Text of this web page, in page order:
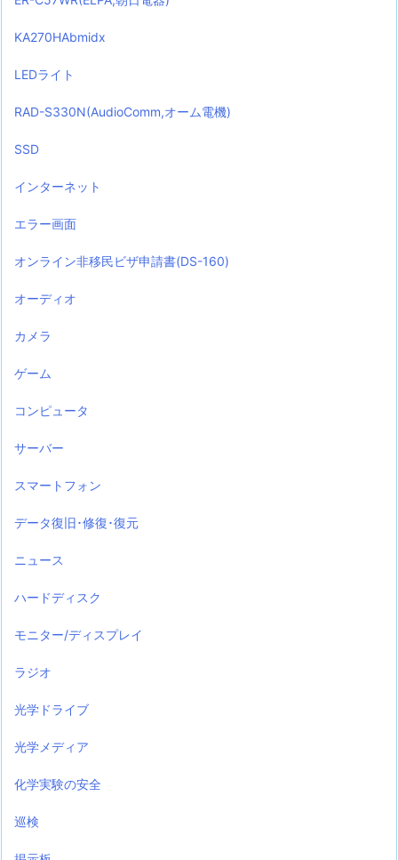
KA270HAbmidx
LEDライト
RAD-S330N(AudioComm,オーム電機)
SSD
インターネット
エラー画面
オンライン非移民ビザ申請書(DS-160)
オーディオ
カメラ
ゲーム
コンピュータ
サーバー
スマートフォン
データ復旧･修復･復元
ニュース
ハードディスク
モニター/ディスプレイ
ラジオ
光学ドライブ
光学メディア
化学実験の安全
巡検